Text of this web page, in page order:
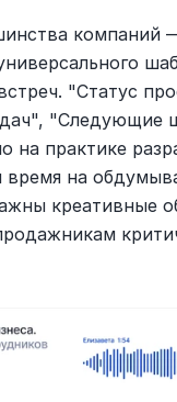
компаний
"Статус
"Следующие
на практике
время на
креативные